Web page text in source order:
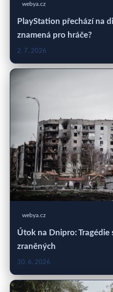
webya.cz
PlayStation přechází na
znamená pro hráče?
2. 7. 2026
webya.cz
Útok na Dnipro: Tragédie
zraněných
30. 6. 2026